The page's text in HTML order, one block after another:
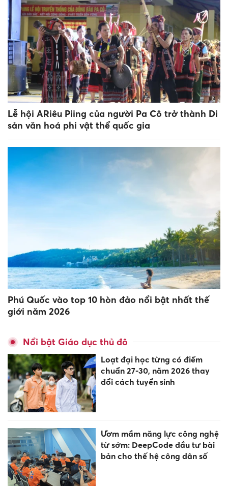
Lễ hội ARiêu Piing của người Pa Cô trở thành Di
sản văn hoá phi vật thể quốc gia
Phú Quốc vào top 10 hòn đảo nổi bật nhất thế
giới năm 2026
Nổi bật Giáo dục thủ đô
Loạt đại học từng có điểm
chuẩn 27-30, năm 2026 thay
đổi cách tuyển sinh
Ươm mầm năng lực công nghệ
từ sớm: DeepCode đầu tư bài
bản cho thế hệ công dân số